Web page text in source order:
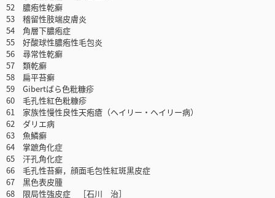
52 膿疱性乾癬
53 稽留性肢端皮膚炎
54 角層下膿疱症
55 好酸球性膿疱性毛包炎
56 尋常性乾癬
57 類乾癬
58 扁平苔癬
59 Gibertばら色粃糠疹
60 毛孔性紅色粃糠疹
61 家族性慢性良性天疱瘡（ヘイリー・ヘイリー病）
62 ダリエ病
63 魚鱗癬
64 掌蹠角化症
65 汗孔角化症
66 毛孔性苔癬，顔面毛包性紅斑黒皮症
67 黒色表皮腫
68 限局性強皮症 ［石川 治］